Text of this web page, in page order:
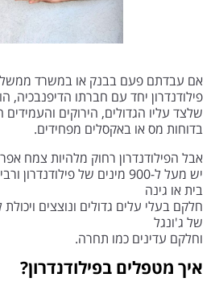
אם עבדתם פעם בבנק או במשרד
פילודנדרון יחד עם חברתו הדיפנבכיה,
שלצד עליו הגדולים, הירוקים
בדוחות מס או באקסלים מפחידים.
אבל הפילודנדרון רחוק מלהיות צמח
יש מעל ל-900 מינים של
בית או גינה
חלקם בעלי עלים גדולים ונוצצים
של ג'ונגל
וחלקם עדינים כמו תחרה.
איך מטפלים בפילודנדרון?